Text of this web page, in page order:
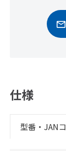
仕様
型番・JAN